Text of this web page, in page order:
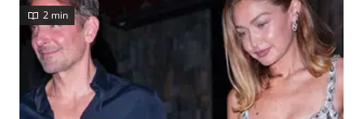
2 min